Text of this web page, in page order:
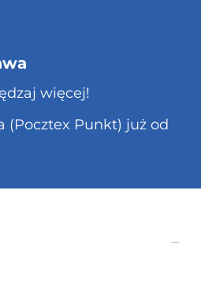
więcej!
(Pocztex Punkt) już od